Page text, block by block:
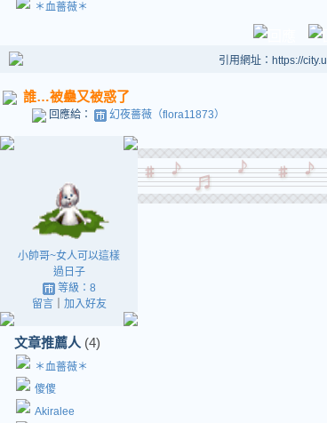
＊血薔薇＊
引用網址：https://
誰…被蠱又被惑了
回應給： 幻夜薔薇（flora11873）
小帥哥~女人可以這樣
過日子
等級：8
留言｜ 加入好友
文章推薦人 (4)
＊血薔薇＊
傻傻
Akiralee